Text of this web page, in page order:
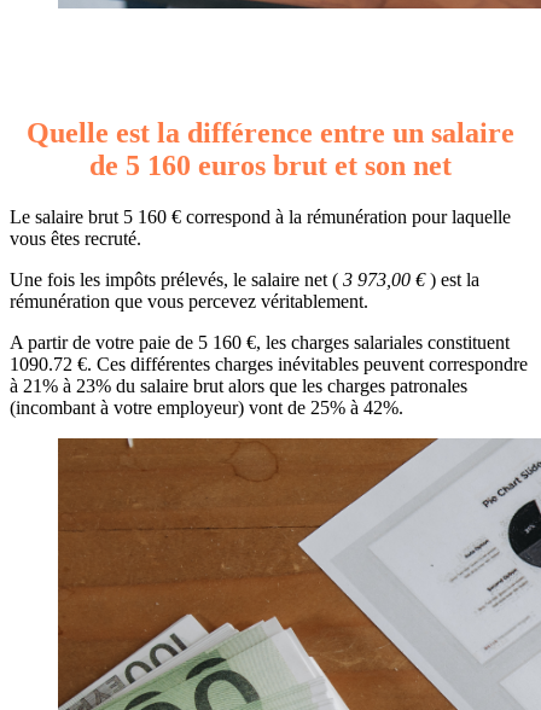
Quelle est la différence entre un salaire
de 5 160 euros brut et son net
Le salaire brut 5 160 € correspond à la rémunération pour laquelle
vous êtes recruté.
Une fois les impôts prélevés, le salaire net ( 3 973,00 €) est la
rémunération que vous percevez véritablement.
A partir de votre paie de 5 160 €, les charges salariales constituent
1090.72 €. Ces différentes charges inévitables peuvent correspondre
à 21% à 23% du salaire brut alors que les charges patronales
(incombant à votre employeur) vont de 25% à 42%.